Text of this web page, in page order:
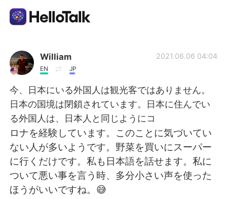
Sprachaustausch-App
AI Grammar Checker
Deutsch
English 简体中文
繁體中文 Español
William
EN JP
2021.06.06 04:04
今、日本にいる外国人は観光客ではありません。
日本の国境は閉鎖されています。日本に住んでい
る外国人は、日本人と同じようにコ
ロナを経験しています。このことに気づいてい
ない人が多いようです。野菜を買いにスーパー
に行くだけです。私も日本語を話せます。私に
ついて悪い事を言う時、多分小さい声を使った
ほうがいいですね。😅